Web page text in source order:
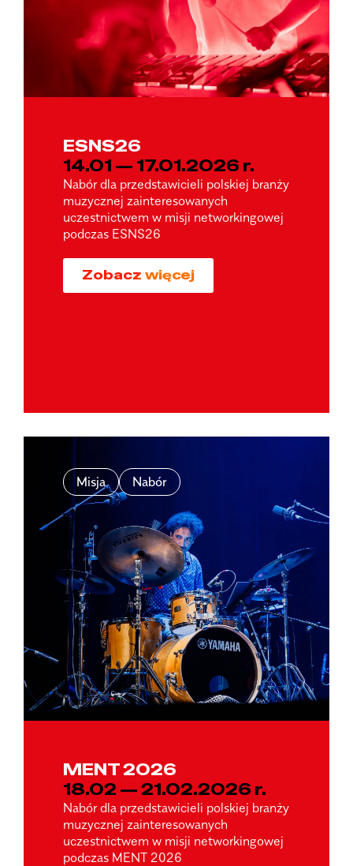
ESNS26
14.01 — 17.01.2026 r.
Nabór dla przedstawicieli polskiej branży
muzycznej zainteresowanych
uczestnictwem w misji networkingowej
podczas ESNS26
Zobacz więcej
Misja Nabór
MENT 2026
18.02 — 21.02.2026 r.
Nabór dla przedstawicieli polskiej branży
muzycznej zainteresowanych
uczestnictwem w misji networkingowej
podczas MENT 2026